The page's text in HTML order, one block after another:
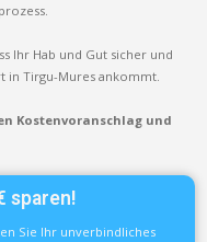
Ihr Hab und Gut sicher und
in Tirgu-Mures ankommt.
Kostenvoranschlag und
sparen!
Sie Ihr unverbindliches